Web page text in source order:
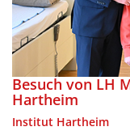
Besuch von LH
Hartheim
Institut Hartheim